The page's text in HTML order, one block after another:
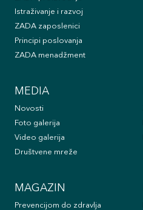
Istraživanje i razvoj
ZADA zaposlenici
Principi poslovanja
ZADA menadžment
MEDIA
Novosti
Foto galerija
Video galerija
Društvene mreže
MAGAZIN
Prevencijom do zdravlja